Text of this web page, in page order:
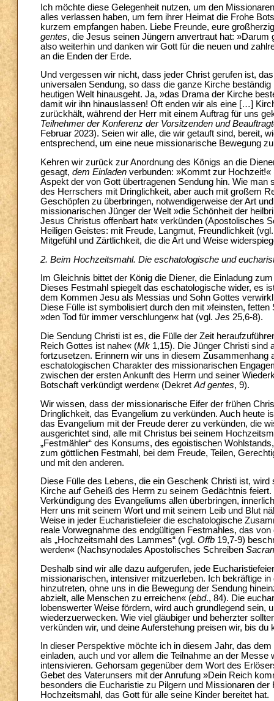
Ich möchte diese Gelegenheit nutzen, um den
alles verlassen haben, um fern ihrer Heimat die Frohe
kurzem empfangen haben. Liebe Freunde, eure
gentes, die Jesus seinen Jüngern anvertraut hat:
also weiterhin und danken wir Gott für die neuen und
an die Enden der Erde.
Und vergessen wir nicht, dass jeder Christ gerufen ist,
universalen Sendung, so dass die ganze Kirche
heutigen Welt hinausgeht. Ja, »das Drama der Kirche
damit wir ihn hinauslassen! Oft enden wir als eine […]
zurückhält, während der Herr mit einem Auftrag für uns
Teilnehmer der Konferenz der Vorsitzenden und
Februar 2023). Seien wir alle, die wir getauft sind, bereit,
entsprechend, um eine neue missionarische Bewegung
Kehren wir zurück zur Anordnung des Königs an die
gesagt, dem Einladen verbunden: »Kommt zur Hochzeit!«
Aspekt der von Gott übertragenen Sendung hin. Wie
des Herrschers mit Dringlichkeit, aber auch mit großem
Geschöpfen zu überbringen, notwendigerweise der Art
missionarischen Jünger der Welt »die Schönheit der
Jesus Christus offenbart hat« verkünden (Apostolisches
Heiligen Geistes: mit Freude, Langmut, Freundlichkeit
Mitgefühl und Zärtlichkeit, die die Art und Weise
2. Beim Hochzeitsmahl. Die eschatologische und
Im Gleichnis bittet der König die Diener, die Einladung
Dieses Festmahl spiegelt das eschatologische wider, es
dem Kommen Jesu als Messias und Sohn Gottes
Diese Fülle ist symbolisiert durch den mit »feinsten,
»den Tod für immer verschlungen« hat (vgl. Jes 25,6-8).
Die Sendung Christi ist es, die Fülle der Zeit
Reich Gottes ist nahe« (Mk 1,15). Die Jünger Christi sind
fortzusetzen. Erinnern wir uns in diesem
eschatologischen Charakter des missionarischen
zwischen der ersten Ankunft des Herrn und seiner
Botschaft verkündigt werden« (Dekret Ad gentes, 9).
Wir wissen, dass der missionarische Eifer der frühen
Dringlichkeit, das Evangelium zu verkünden. Auch heute
das Evangelium mit der Freude derer zu verkünden, die
ausgerichtet sind, alle mit Christus bei seinem
„Festmähler“ des Konsums, des egoistischen
zum göttlichen Festmahl, bei dem Freude, Teilen,
und mit den anderen.
Diese Fülle des Lebens, die ein Geschenk Christi ist,
Kirche auf Geheiß des Herrn zu seinem Gedächtnis
Verkündigung des Evangeliums allen überbringen,
Herr uns mit seinem Wort und mit seinem Leib und Blut
Weise in jeder Eucharistiefeier die eschatologische
reale Vorwegnahme des endgültigen Festmahles, das
als „Hochzeitsmahl des Lammes“ (vgl. Offb 19,7-9)
werden« (Nachsynodales Apostolisches Schreiben
Deshalb sind wir alle dazu aufgerufen, jede
missionarischen, intensiver mitzuerleben. Ich bekräftige
hinzutreten, ohne uns in die Bewegung der Sendung
abzielt, alle Menschen zu erreichen« (ebd., 84). Die
lobenswerter Weise fördern, wird auch grundlegend
wiederzuerwecken. Wie viel gläubiger und beherzter
verkünden wir, und deine Auferstehung preisen wir, bis
In dieser Perspektive möchte ich in diesem Jahr, das
einladen, auch und vor allem die Teilnahme an der
intensivieren. Gehorsam gegenüber dem Wort des
Gebet des Vaterunsers mit der Anrufung »Dein Reich
besonders die Eucharistie zu Pilgern und Missionaren
Hochzeitsmahl, das Gott für alle seine Kinder bereitet hat.